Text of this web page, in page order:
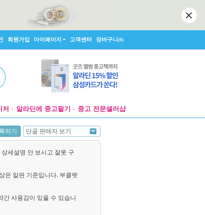
회원가입 마이페이지 고객센터 장바구니(0)
저 알라딘에 중고팔기 중고 전문셀러샵
하기 단골 판매자 보기
세설명 안 보시고 잘못 구
은 알판 기준입니다. 부클렛
사용감이 있을 수 있습니